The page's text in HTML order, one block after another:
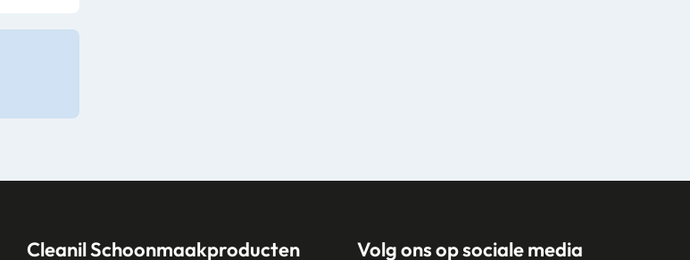
Cleanil Schoonmaakproducten Volg ons op sociale media